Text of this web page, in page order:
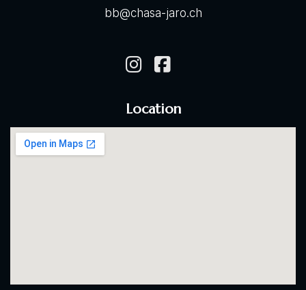
bb@chasa-jaro.ch
Location